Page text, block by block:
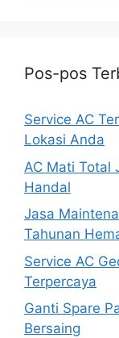
Pos-pos
Service AC
Lokasi Anda
AC Mati Total
Handal
Jasa
Tahunan
Service AC
Terpercaya
Ganti Spare
Bersaing